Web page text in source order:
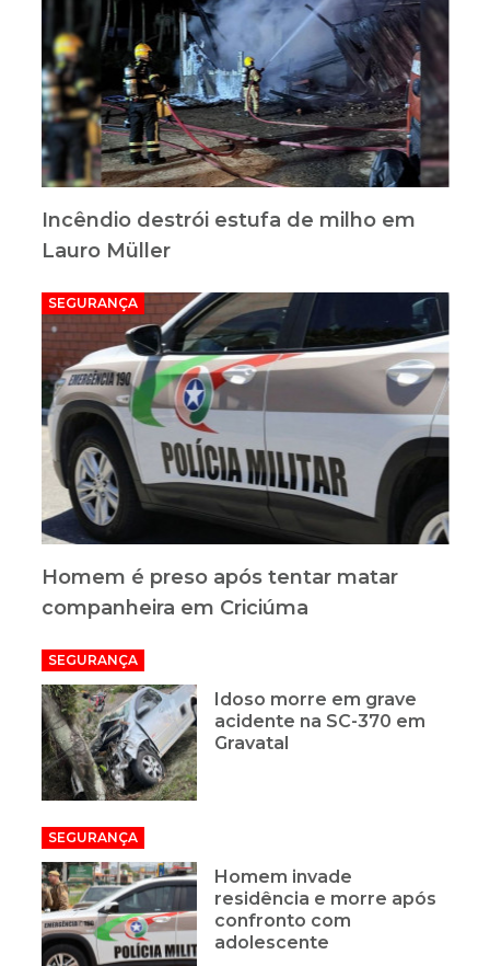
Incêndio destrói estufa de milho em
Lauro Müller
SEGURANÇA
Homem é preso após tentar matar
companheira em Criciúma
SEGURANÇA
Idoso morre em grave
acidente na SC-370 em
Gravatal
SEGURANÇA
Homem invade
residência e morre após
confronto com
adolescente